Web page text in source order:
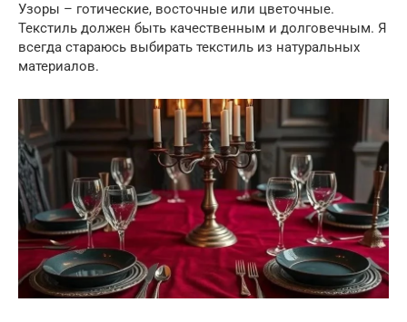
Узоры – готические, восточные или цветочные.
Текстиль должен быть качественным и долговечным. Я
всегда стараюсь выбирать текстиль из натуральных
материалов.